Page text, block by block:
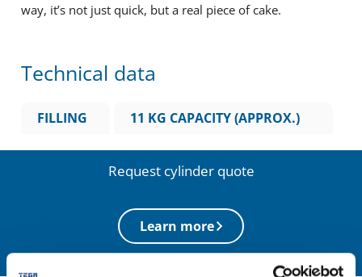
way, it’s not just quick, but a real piece of cake.
Technical data
FILLING 11 KG CAPACITY (APPROX.)
Request cylinder quote
Learn more